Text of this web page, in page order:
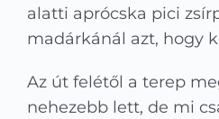
alatti aprócska pici
madárkánál azt, hogy
Az út felétől a terep
nehezebb lett, de mi